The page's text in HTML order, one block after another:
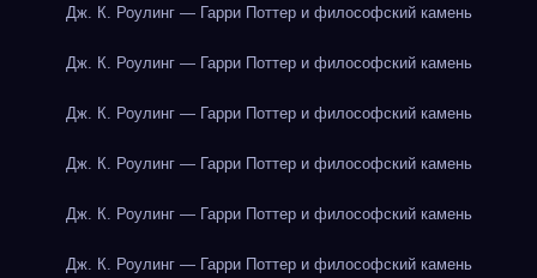
Дж. К. Роулинг — Гарри Поттер и философский камень
Дж. К. Роулинг — Гарри Поттер и философский камень
Дж. К. Роулинг — Гарри Поттер и философский камень
Дж. К. Роулинг — Гарри Поттер и философский камень
Дж. К. Роулинг — Гарри Поттер и философский камень
Дж. К. Роулинг — Гарри Поттер и философский камень